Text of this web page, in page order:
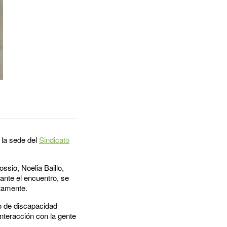
sede delSindicato
Noelia Baillo,
el encuentro, se
de discapacidad
con la gente